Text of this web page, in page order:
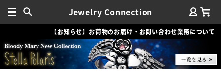
Jewelry Connection
【お知らせ】お荷物のお届け・お問い合わせ業務について